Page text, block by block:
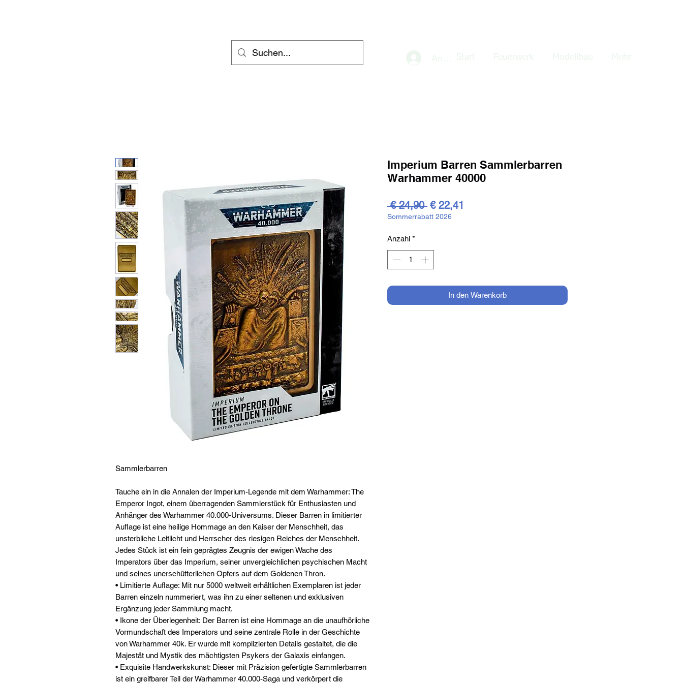
Sammlerbarren
Tauche ein in die Annalen der Imperium-Legende mit dem Warhammer: The
Emperor Ingot, einem überragenden Sammlerstück für Enthusiasten und
Anhänger des Warhammer 40.000-Universums. Dieser Barren in limitierter
Auflage ist eine heilige Hommage an den Kaiser der Menschheit, das
unsterbliche Leitlicht und Herrscher des riesigen Reiches der Menschheit.
Jedes Stück ist ein fein geprägtes Zeugnis der ewigen Wache des
Imperators über das Imperium, seiner unvergleichlichen psychischen Macht
und seines unerschütterlichen Opfers auf dem Goldenen Thron.
• Limitierte Auflage: Mit nur 5000 weltweit erhältlichen Exemplaren ist jeder
Barren einzeln nummeriert, was ihn zu einer seltenen und exklusiven
Ergänzung jeder Sammlung macht.
• Ikone der Überlegenheit: Der Barren ist eine Hommage an die unaufhörliche
Vormundschaft des Imperators und seine zentrale Rolle in der Geschichte
von Warhammer 40k. Er wurde mit komplizierten Details gestaltet, die die
Majestät und Mystik des mächtigsten Psykers der Galaxis einfangen.
• Exquisite Handwerkskunst: Dieser mit Präzision gefertigte Sammlerbarren
ist ein greifbarer Teil der Warhammer 40.000-Saga und verkörpert die
Imperium Barren Sammlerbarren
Warhammer 40000
€ 24,90 Standardpreis
€ 22,41
Sommerrabatt 2026
Anzahl *
In den Warenkorb